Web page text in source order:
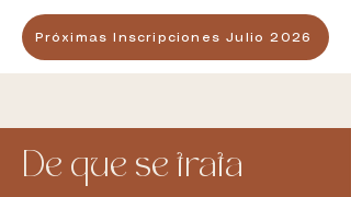
Próximas Inscripciones Julio 2026
De que se trata